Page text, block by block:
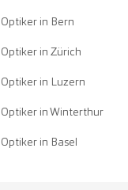
Optiker in Bern
Optiker in Zürich
Optiker in Luzern
Optiker in Winterthur
Optiker in Basel